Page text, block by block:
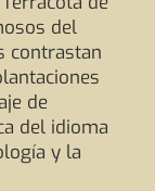
del
contrastan
de
del idioma
y la